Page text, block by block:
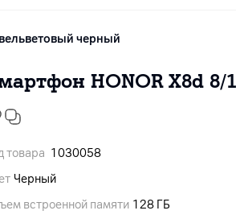
черный
HONOR X8d
товара 1030058
Черный
встроенной памяти 128 ГБ